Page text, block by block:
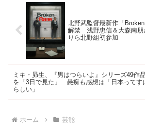
北野武監督最新作「
解禁 浅野忠信＆大森南朋
りら北野組初参加
ミキ・昴生、『男はつらいよ』シリーズ49作品
を「3日で見た」 愚痴も感想は「日本ってす
らしい」
ホーム 芸能